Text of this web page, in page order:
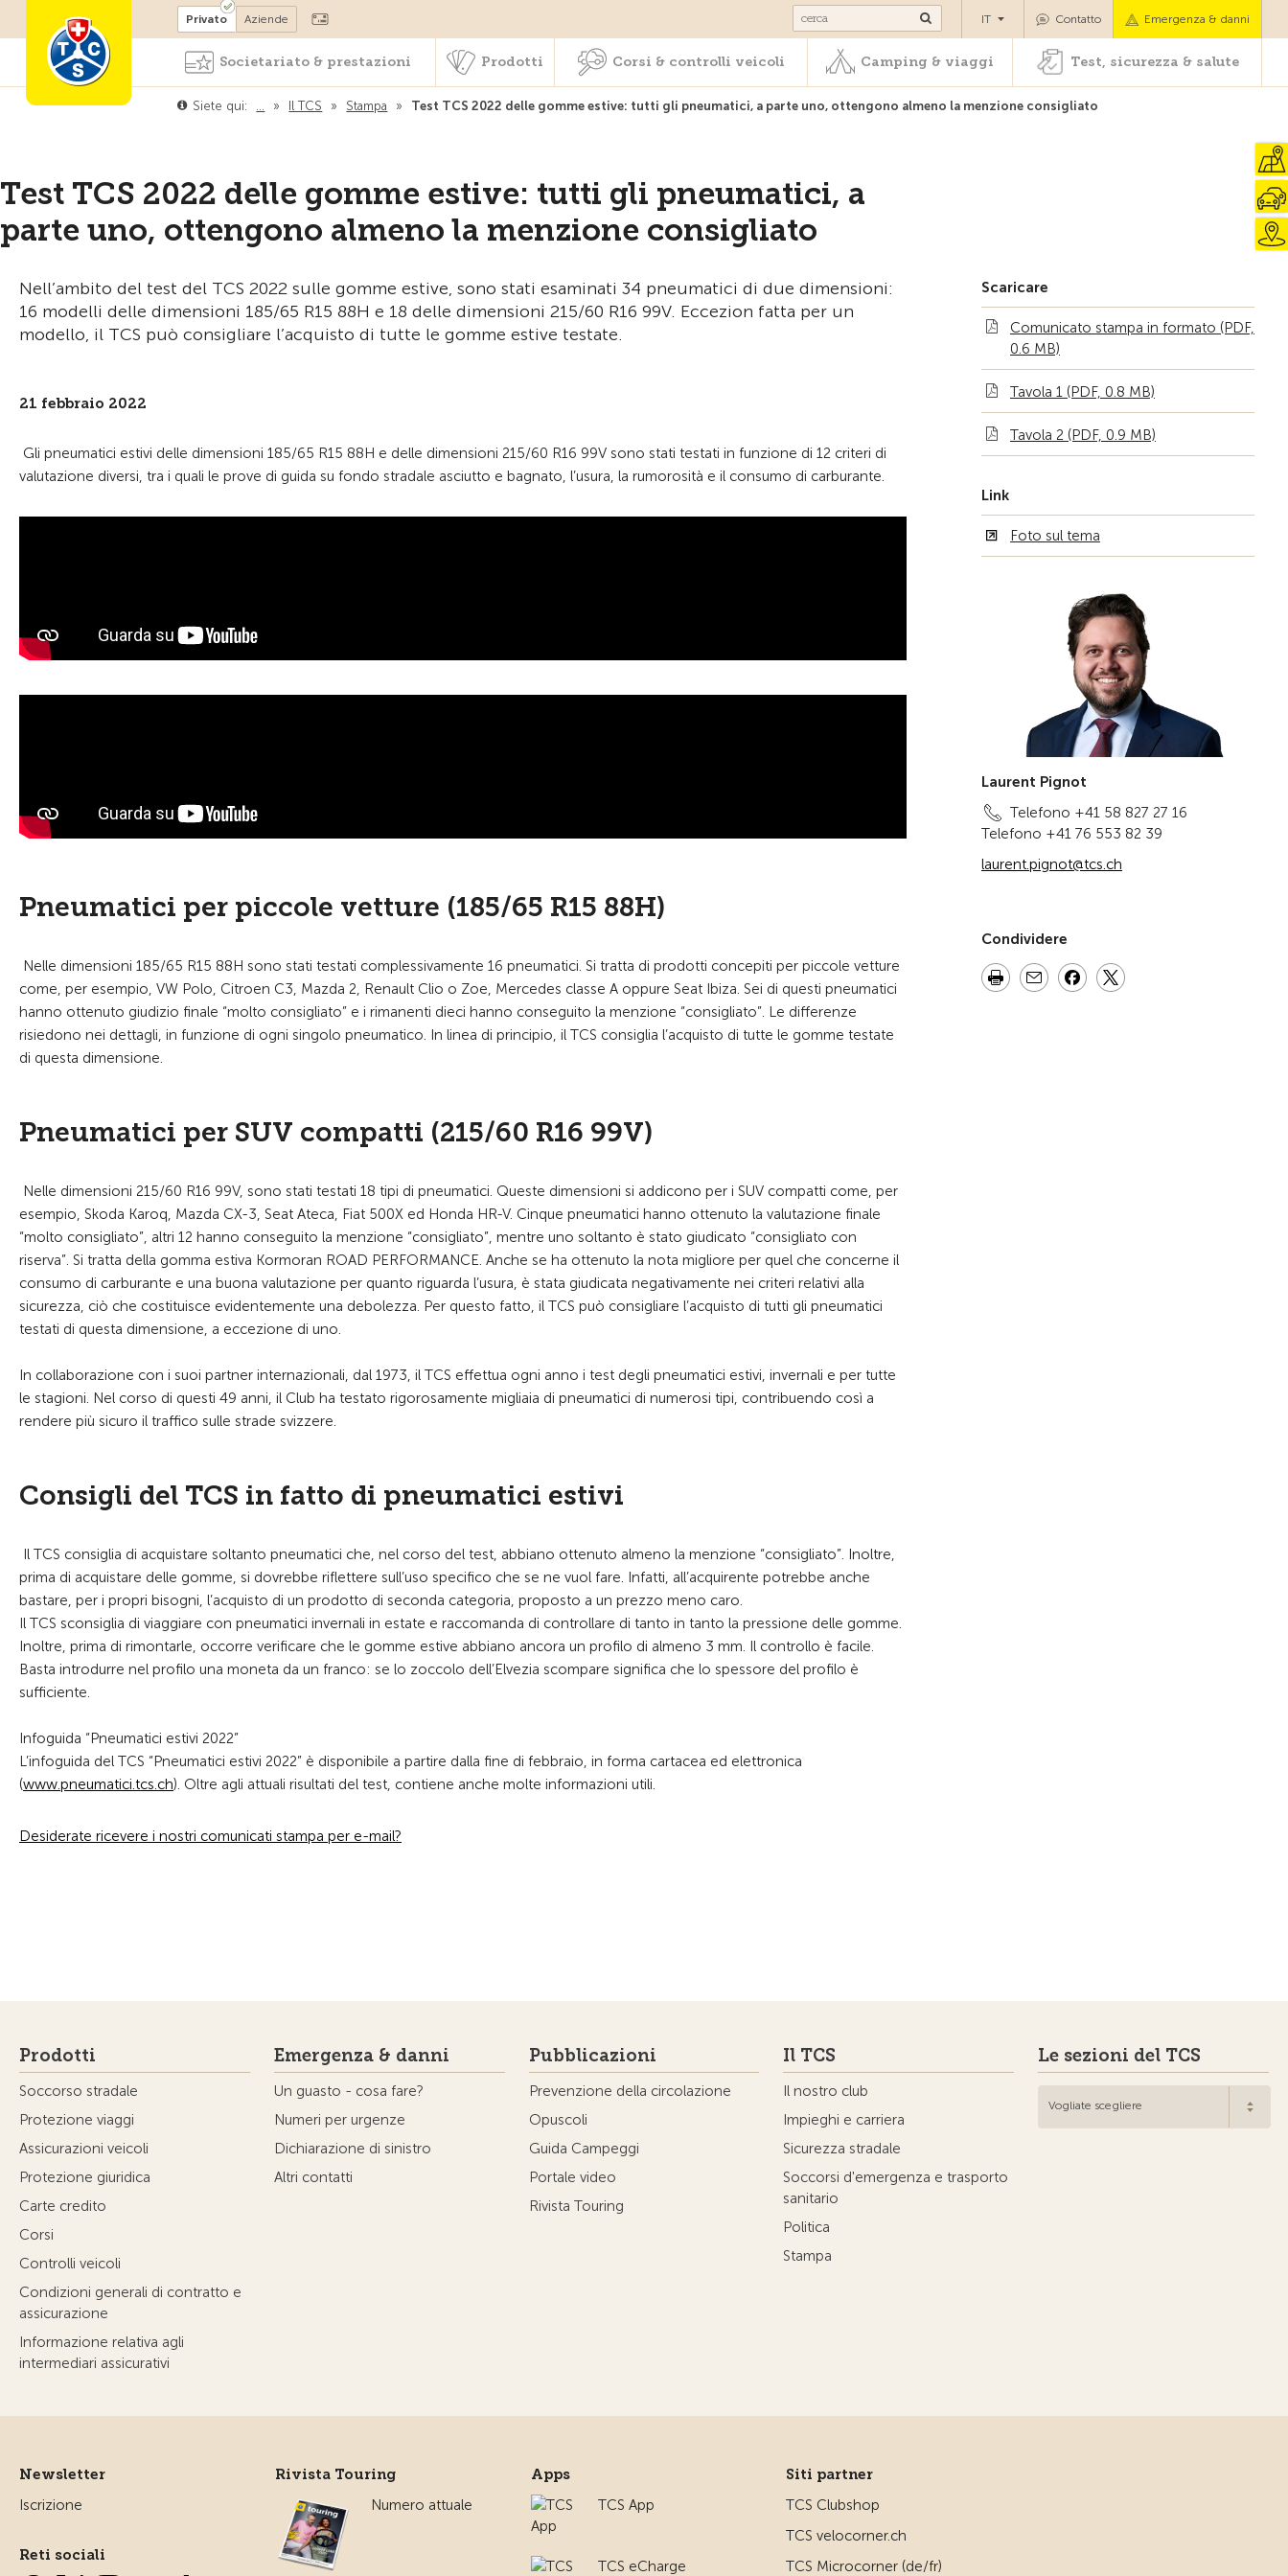
Diventare socio Corsi & controlli veicoli Camping & viaggi Test, sicurezza & salute
Privato Aziende Contatto Emergenza & danni
IT
Societariato & prestazioni Prodotti Corsi & controlli veicoli Camping & viaggi Test, sicurezza & salute
Siete qui: … » Il TCS » Stampa » Test TCS 2022 delle gomme estive: tutti gli pneumatici, a parte uno, ottengono almeno la menzione consigliato
Test TCS 2022 delle gomme estive: tutti gli pneumatici, a
parte uno, ottengono almeno la menzione consigliato
Nell’ambito del test del TCS 2022 sulle gomme estive, sono stati esaminati 34 pneumatici di due dimensioni:
16 modelli delle dimensioni 185/65 R15 88H e 18 delle dimensioni 215/60 R16 99V. Eccezion fatta per un
modello, il TCS può consigliare l’acquisto di tutte le gomme estive testate.
21 febbraio 2022
Gli pneumatici estivi delle dimensioni 185/65 R15 88H e delle dimensioni 215/60 R16 99V sono stati testati in funzione di 12 criteri di
valutazione diversi, tra i quali le prove di guida su fondo stradale asciutto e bagnato, l’usura, la rumorosità e il consumo di carburante.
Pneumatici per piccole vetture (185/65 R15 88H)
Nelle dimensioni 185/65 R15 88H sono stati testati complessivamente 16 pneumatici. Si tratta di prodotti concepiti per piccole vetture
come, per esempio, VW Polo, Citroen C3, Mazda 2, Renault Clio o Zoe, Mercedes classe A oppure Seat Ibiza. Sei di questi pneumatici
hanno ottenuto giudizio finale “molto consigliato” e i rimanenti dieci hanno conseguito la menzione “consigliato”. Le differenze
risiedono nei dettagli, in funzione di ogni singolo pneumatico. In linea di principio, il TCS consiglia l’acquisto di tutte le gomme testate
di questa dimensione.
Pneumatici per SUV compatti (215/60 R16 99V)
Nelle dimensioni 215/60 R16 99V, sono stati testati 18 tipi di pneumatici. Queste dimensioni si addicono per i SUV compatti come, per
esempio, Skoda Karoq, Mazda CX-3, Seat Ateca, Fiat 500X ed Honda HR-V. Cinque pneumatici hanno ottenuto la valutazione finale
“molto consigliato”, altri 12 hanno conseguito la menzione “consigliato”, mentre uno soltanto è stato giudicato “consigliato con
riserva”. Si tratta della gomma estiva Kormoran ROAD PERFORMANCE. Anche se ha ottenuto la nota migliore per quel che concerne il
consumo di carburante e una buona valutazione per quanto riguarda l’usura, è stata giudicata negativamente nei criteri relativi alla
sicurezza, ciò che costituisce evidentemente una debolezza. Per questo fatto, il TCS può consigliare l’acquisto di tutti gli pneumatici
testati di questa dimensione, a eccezione di uno.
In collaborazione con i suoi partner internazionali, dal 1973, il TCS effettua ogni anno i test degli pneumatici estivi, invernali e per tutte
le stagioni. Nel corso di questi 49 anni, il Club ha testato rigorosamente migliaia di pneumatici di numerosi tipi, contribuendo così a
rendere più sicuro il traffico sulle strade svizzere.
Consigli del TCS in fatto di pneumatici estivi
Il TCS consiglia di acquistare soltanto pneumatici che, nel corso del test, abbiano ottenuto almeno la menzione “consigliato”. Inoltre,
prima di acquistare delle gomme, si dovrebbe riflettere sull’uso specifico che se ne vuol fare. Infatti, all’acquirente potrebbe anche
bastare, per i propri bisogni, l’acquisto di un prodotto di seconda categoria, proposto a un prezzo meno caro.
Il TCS sconsiglia di viaggiare con pneumatici invernali in estate e raccomanda di controllare di tanto in tanto la pressione delle gomme.
Inoltre, prima di rimontarle, occorre verificare che le gomme estive abbiano ancora un profilo di almeno 3 mm. Il controllo è facile.
Basta introdurre nel profilo una moneta da un franco: se lo zoccolo dell’Elvezia scompare significa che lo spessore del profilo è
sufficiente.
Infoguida “Pneumatici estivi 2022”
L’infoguida del TCS “Pneumatici estivi 2022” è disponibile a partire dalla fine di febbraio, in forma cartacea ed elettronica
(www.pneumatici.tcs.ch). Oltre agli attuali risultati del test, contiene anche molte informazioni utili.
Desiderate ricevere i nostri comunicati stampa per e-mail?
Scaricare
Comunicato stampa in formato (PDF,
0.6 MB)
Tavola 1 (PDF, 0.8 MB)
Tavola 2 (PDF, 0.9 MB)
Link
Foto sul tema
Laurent Pignot
Telefono +41 58 827 27 16
Telefono +41 76 553 82 39
laurent.pignot@tcs.ch
Condividere
Prodotti
Soccorso stradale
Protezione viaggi
Assicurazioni veicoli
Protezione giuridica
Carte credito
Corsi
Controlli veicoli
Condizioni generali di contratto e
assicurazione
Informazione relativa agli
intermediari assicurativi
Emergenza & danni
Un guasto - cosa fare?
Numeri per urgenze
Dichiarazione di sinistro
Altri contatti
Pubblicazioni
Prevenzione della circolazione
Opuscoli
Guida Campeggi
Portale video
Rivista Touring
Il TCS
Il nostro club
Impieghi e carriera
Sicurezza stradale
Soccorsi d'emergenza e trasporto
sanitario
Politica
Stampa
Le sezioni del TCS
Vogliate scegliere
Newsletter
Iscrizione
Reti sociali
Rivista Touring
Numero attuale
Apps
TCS App
TCS eCharge
Siti partner
TCS Clubshop
TCS velocorner.ch
TCS Microcorner (de/fr)